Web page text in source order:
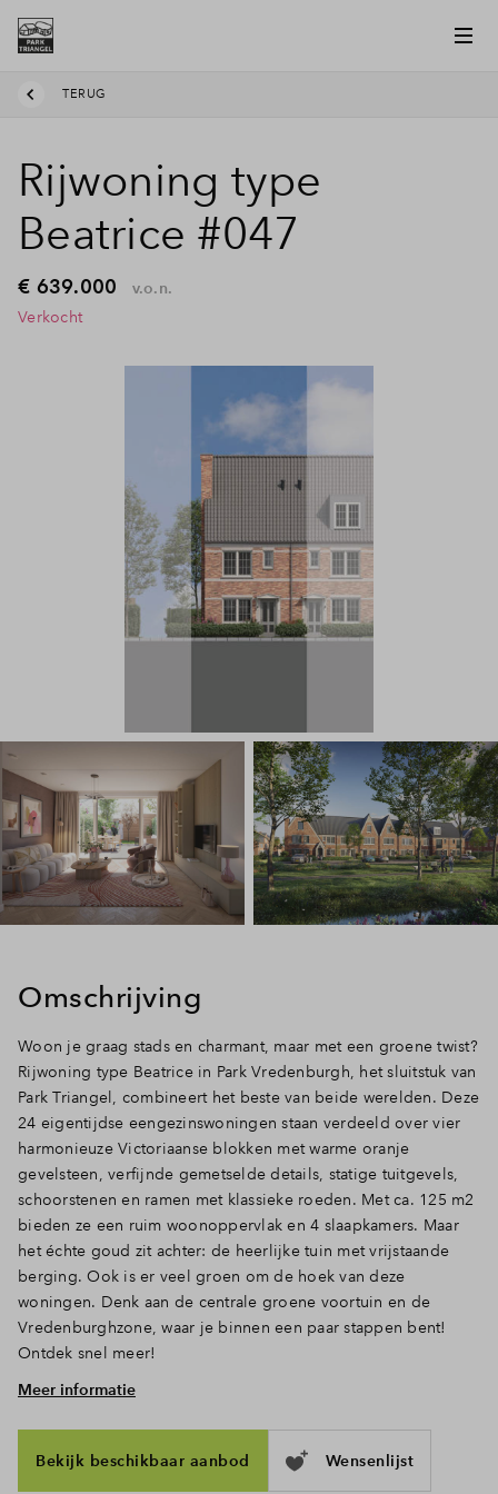
TERUG
Rijwoning type
Beatrice #047
€ 639.000
v.o.n.
Verkocht
Omschrijving
Woon je graag stads en charmant, maar met een groene twist?
Rijwoning type Beatrice in Park Vredenburgh, het sluitstuk van
Park Triangel, combineert het beste van beide werelden. Deze
24 eigentijdse eengezinswoningen staan verdeeld over vier
harmonieuze Victoriaanse blokken met warme oranje
gevelsteen, verfijnde gemetselde details, statige tuitgevels,
schoorstenen en ramen met klassieke roeden. Met ca. 125 m2
bieden ze een ruim woonoppervlak en 4 slaapkamers. Maar
het échte goud zit achter: de heerlijke tuin met vrijstaande
berging. Ook is er veel groen om de hoek van deze
woningen. Denk aan de centrale groene voortuin en de
Vredenburghzone, waar je binnen een paar stappen bent!
Ontdek snel meer!
Ruimte, licht en openslaande deuren naar de tuin
toilet en trapopgang loop je door naar het woongedeelte,
waar het daglicht door de hoge ramen en deuren rijkelijk
Meer informatie
Bekijk beschikbaar aanbod Wensenlijst